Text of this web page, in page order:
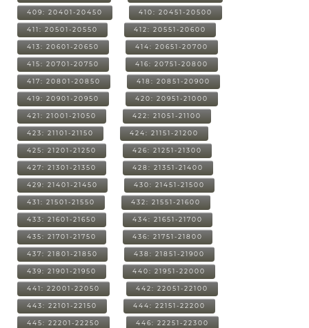
409: 20401-20450 410: 20451-20500
411: 20501-20550 412: 20551-20600
413: 20601-20650 414: 20651-20700
415: 20701-20750 416: 20751-20800
417: 20801-20850 418: 20851-20900
419: 20901-20950 420: 20951-21000
421: 21001-21050 422: 21051-21100
423: 21101-21150 424: 21151-21200
425: 21201-21250 426: 21251-21300
427: 21301-21350 428: 21351-21400
429: 21401-21450 430: 21451-21500
431: 21501-21550 432: 21551-21600
433: 21601-21650 434: 21651-21700
435: 21701-21750 436: 21751-21800
437: 21801-21850 438: 21851-21900
439: 21901-21950 440: 21951-22000
441: 22001-22050 442: 22051-22100
443: 22101-22150 444: 22151-22200
445: 22201-22250 446: 22251-22300